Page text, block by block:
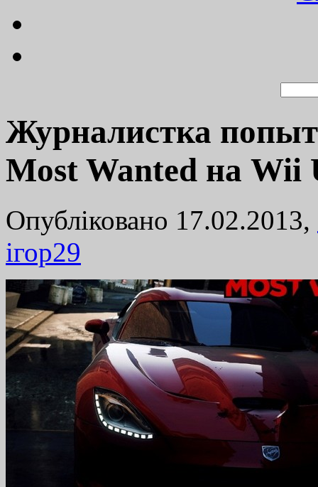
Журналистка
Most Wanted на Wii
Опубліковано 17.02.2013,
ігор29